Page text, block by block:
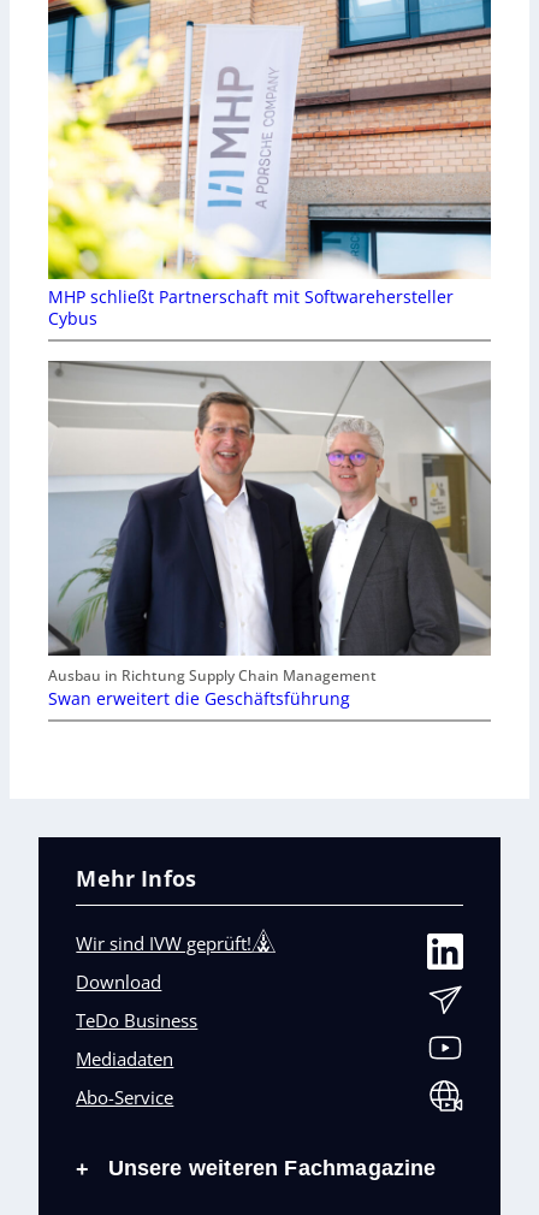
MHP schließt Partnerschaft mit Softwarehersteller
Cybus
Ausbau in Richtung Supply Chain Management
Swan erweitert die Geschäftsführung
Mehr Infos
Wir sind IVW geprüft!
Download
TeDo Business
Mediadaten
Abo-Service
+ Unsere weiteren Fachmagazine